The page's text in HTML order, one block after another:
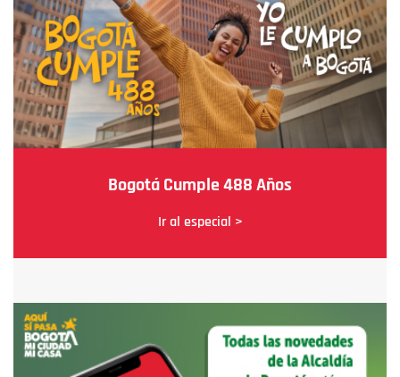
Bogotá Cumple 488 Años
Ir al especial >